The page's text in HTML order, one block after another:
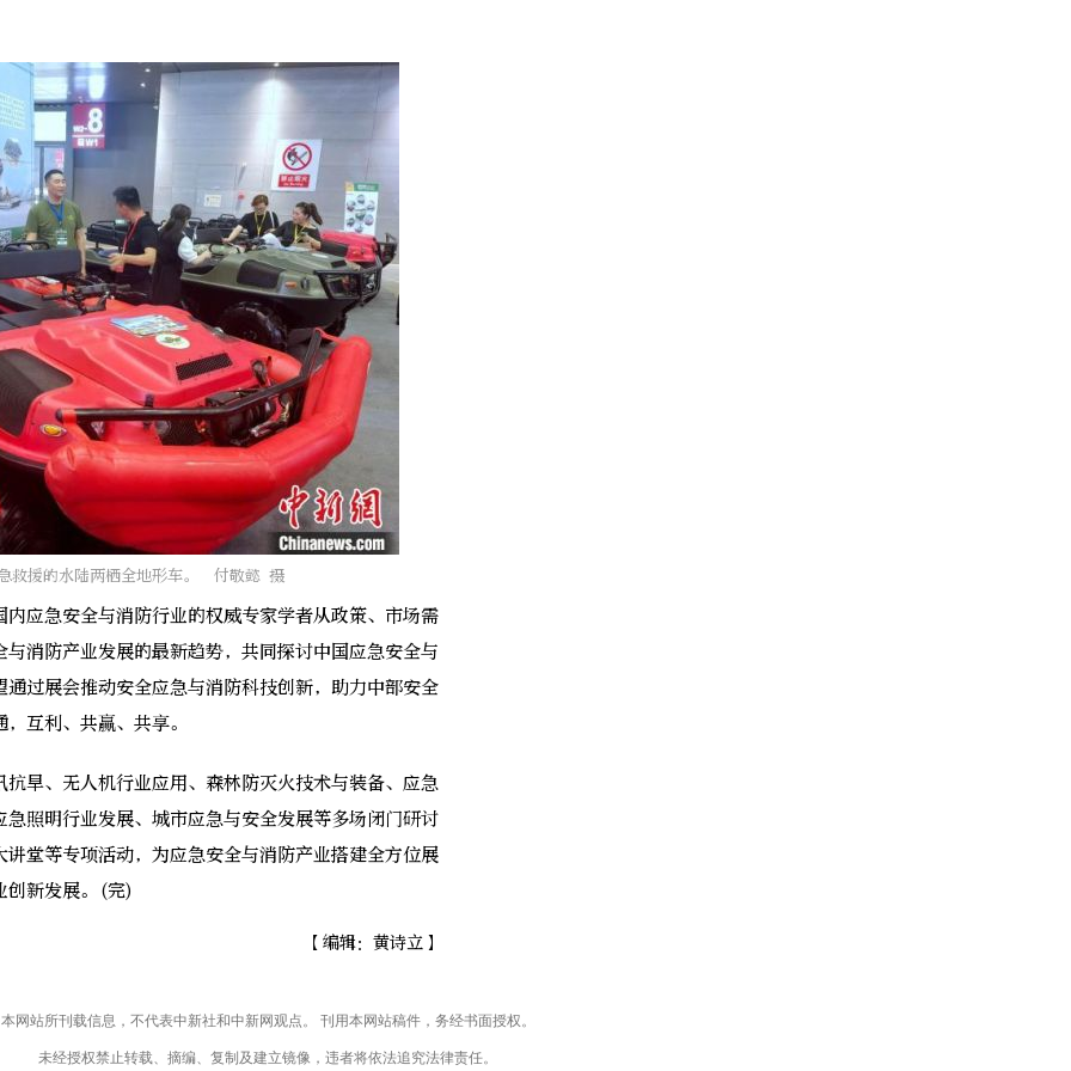
救援的水陆两栖全地形车。 付敬懿 摄
急安全与消防行业的权威专家学者从政策、市场需
消防产业发展的最新趋势，共同探讨中国应急安全与
过展会推动安全应急与消防科技创新，助力中部安全
互利、共赢、共享。
、无人机行业应用、森林防灭火技术与装备、应急
照明行业发展、城市应急与安全发展等多场闭门研讨
堂等专项活动，为应急安全与消防产业搭建全方位展
创新发展。(完)
【编辑：黄诗立】
本网站所刊载信息，不代表中新社和中新网观点。 刊用本网站稿件，务经书面授权。
未经授权禁止转载、摘编、复制及建立镜像，违者将依法追究法律责任。